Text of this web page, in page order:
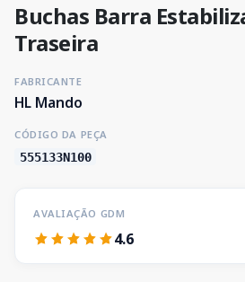
Buchas Barra
Traseira
FABRICANTE
HL Mando
CÓDIGO DA PEÇA
555133N100
AVALIAÇÃO GDM
4.6